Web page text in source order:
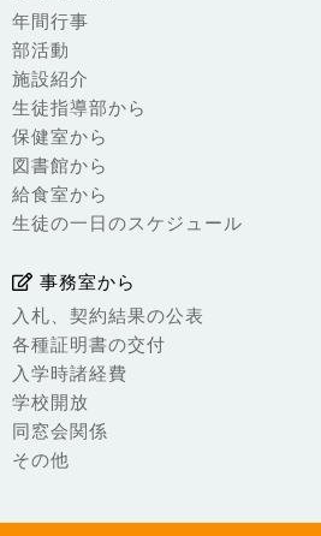
年間行事
部活動
施設紹介
生徒指導部から
保健室から
図書館から
給食室から
生徒の一日のスケジュール
事務室から
入札、契約結果の公表
各種証明書の交付
入学時諸経費
学校開放
同窓会関係
その他